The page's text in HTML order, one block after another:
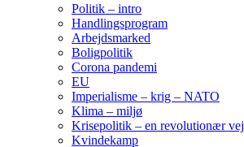
Politik – intro
Handlingsprogram
Arbejdsmarked
Boligpolitik
Corona pandemi
EU
Imperialisme – krig – NATO
Klima – miljø
Krisepolitik – en revolutionær vej
Kvindekamp